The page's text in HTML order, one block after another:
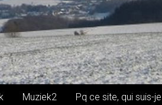
Muziek2 Pq ce site, qui suis-je